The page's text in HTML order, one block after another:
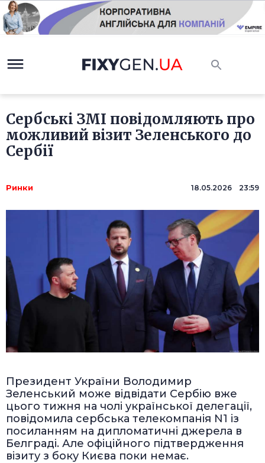
Сербські ЗМІ повідомляють про
можливий візит Зеленського до
Сербії
Ринки 18.05.2026 23:59
Президент України Володимир
Зеленський може відвідати Сербію вже
цього тижня на чолі української делегації,
повідомила сербська телекомпанія N1 із
посиланням на дипломатичні джерела в
Белграді. Але офіційного підтвердження
візиту з боку Києва поки немає.